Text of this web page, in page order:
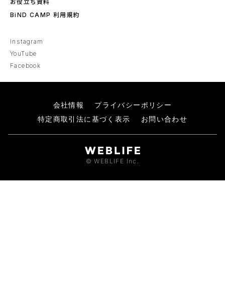
お役立ち資料
BiND CAMP 利用規約
Instagram
YouTube
Facebook
会社情報
プライバシーポリシー
特定商取引法に基づく表示
お問い合わせ
© WEBLIFE Inc.